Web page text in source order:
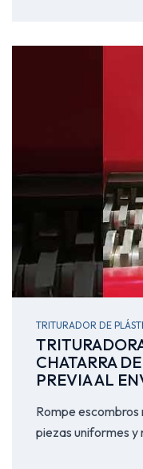
TRITURADOR DE
CHATARRA
PREVIA AL
Rompe
piezas uniformes y